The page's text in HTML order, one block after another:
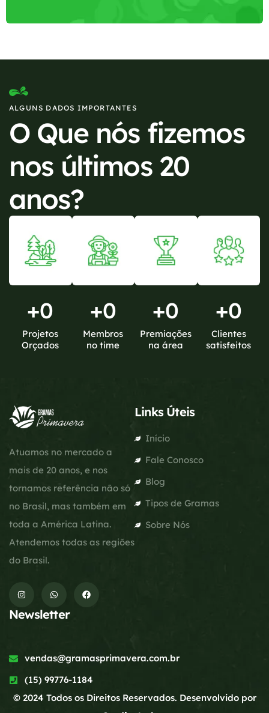
ALGUNS DADOS IMPORTANTES
O Que nós fizemos
nos últimos 20
anos?
+0
Projetos
Orçados
+0
Membros
no time
+0
Premiações
na área
+0
Clientes
satisfeitos
Atuamos no mercado a
mais de 20 anos, e nos
tornamos referência não só
no Brasil, mas também em
toda a América Latina.
Atendemos todas as regiões
do Brasil.
Links Úteis
Início
Fale Conosco
Blog
Tipos de Gramas
Sobre Nós
Newsletter
vendas@gramasprimavera.com.br
(15) 99776-1184
© 2024 Todos os Direitos Reservados. Desenvolvido por